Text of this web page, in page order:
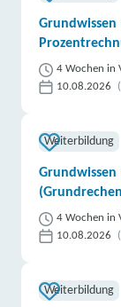
4 Wochen in
10.08.2026
Weiterbildung
4 Wochen in
10.08.2026
Weiterbildung